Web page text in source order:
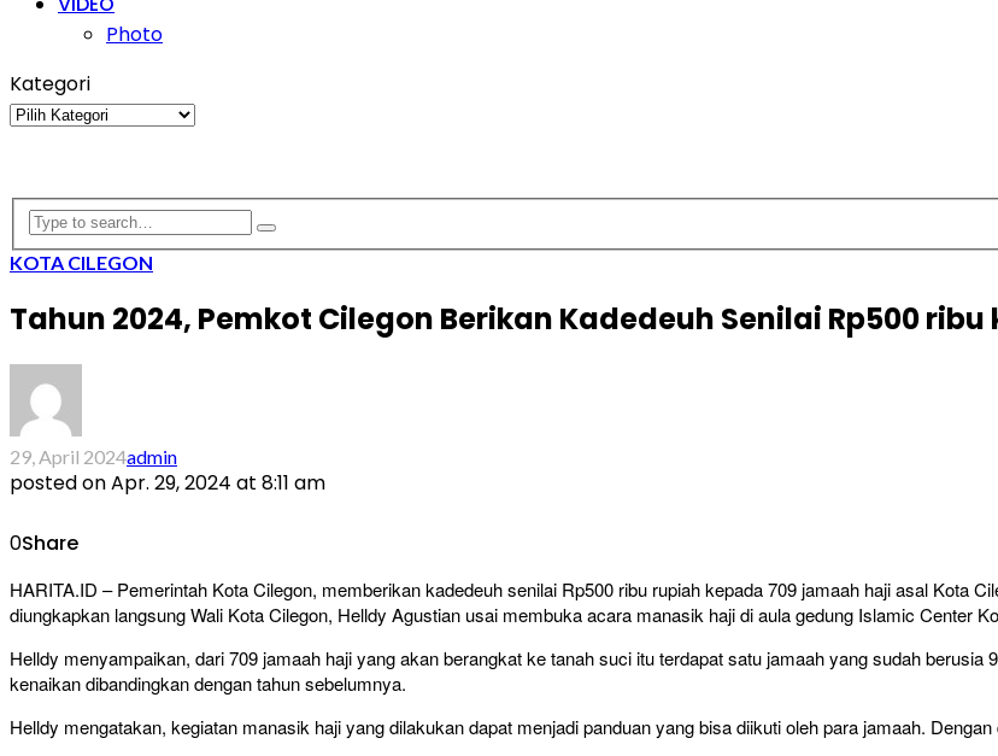
Photo
Kategori
Kategori
KOTA CILEGON
Tahun 2024, Pemkot Cilegon Berikan Kadedeuh Senilai Rp500
29, April 2024admin
posted onApr. 29, 2024 at 8:11 am
0Share
HARITA.ID – Pemerintah Kota Cilegon, memberikan kadedeuh senilai Rp500 ribu rupiah kepada 709 jamaah haji asal Kota
diungkapkan langsung Wali Kota Cilegon, Helldy Agustian usai membuka acara manasik haji di aula gedung Islamic Center
Helldy menyampaikan, dari 709 jamaah haji yang akan berangkat ke tanah suci itu terdapat satu jamaah yang sudah
kenaikan dibandingkan dengan tahun sebelumnya.
Helldy mengatakan, kegiatan manasik haji yang dilakukan dapat menjadi panduan yang bisa diikuti oleh para jamaah.